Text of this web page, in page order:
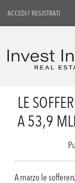
ACCEDI/ REGISTRATI
LE
A 53,9
A marzo le